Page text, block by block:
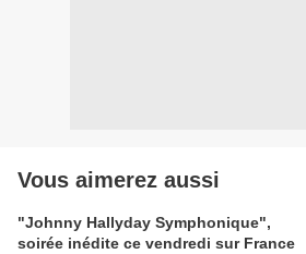
Vous aimerez aussi
"Johnny Hallyday Symphonique",
soirée inédite ce vendredi sur France